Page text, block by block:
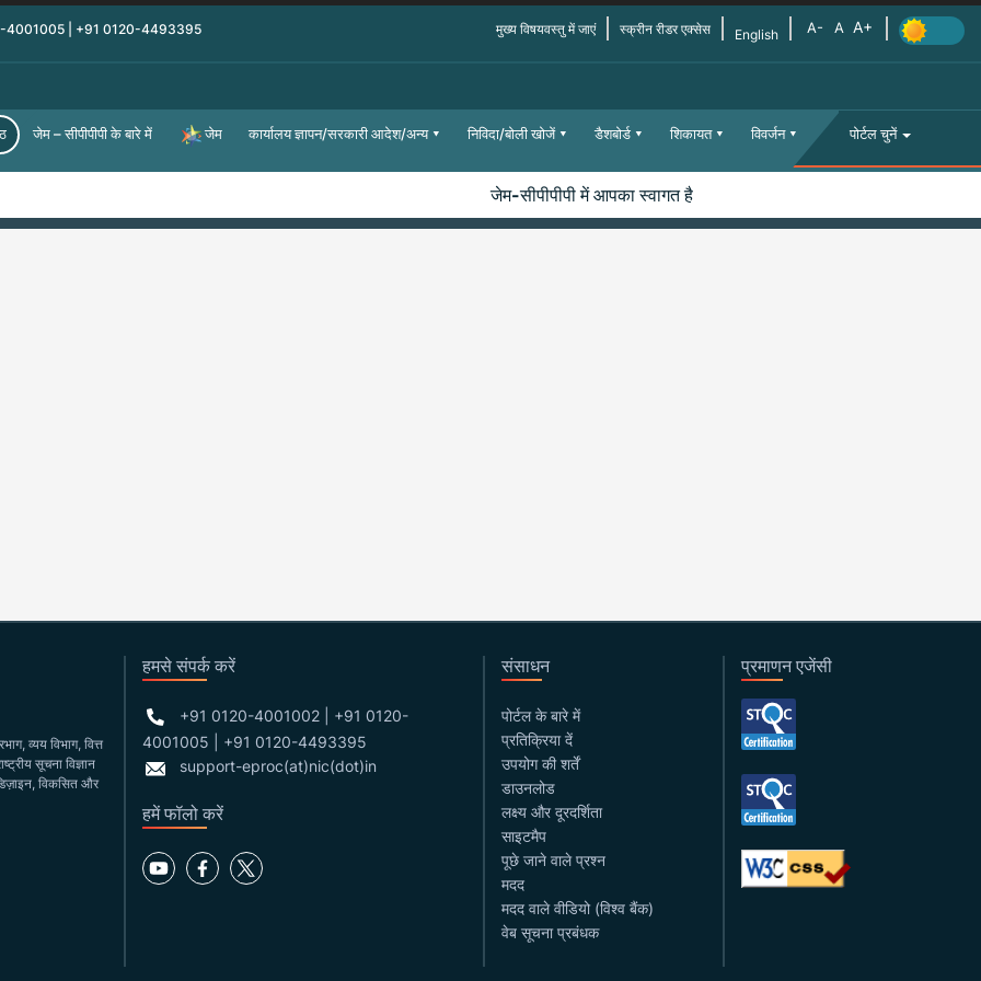
4001005 | +91 0120-4493395 मुख्य विषयवस्तु में जाएं स्क्रीन रीडर एक्सेस English
जेम – सीपीपीपी के बारे में जेम कार्यालय ज्ञापन/सरकारी आदेश/अन्य निविदा/बोली खोजें डैशबोर्ड शिकायत विवर्जन पोर्टल चुनें
जेम-सीपीपीपी में आपका स्वागत है
व्यय विभाग, वित्त
सूचना विज्ञान
विकसित और
हमसे संपर्क करें
+91 0120-4001002 | +91 0120-
4001005 | +91 0120-4493395
support-eproc(at)nic(dot)in
हमें फॉलो करें
संसाधन
पोर्टल के बारे में
प्रतिक्रिया दें
उपयोग की शर्तें
डाउनलोड
लक्ष्य और दूरदर्शिता
साइटमैप
पूछे जाने वाले प्रश्न
मदद
मदद वाले वीडियो (विश्व बैंक)
वेब सूचना प्रबंधक
प्रमाणन एजेंसी